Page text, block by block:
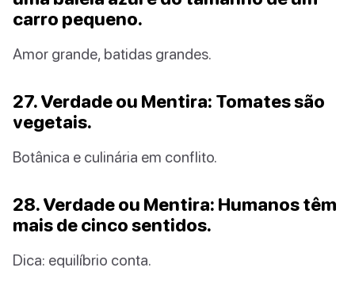
carro pequeno.
Amor grande, batidas grandes.
27. Verdade ou Mentira: Tomates são
vegetais.
Botânica e culinária em conflito.
28. Verdade ou Mentira: Humanos têm
mais de cinco sentidos.
Dica: equilíbrio conta.